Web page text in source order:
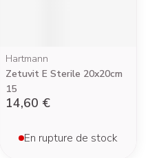
Hartmann
Zetuvit E Sterile 20x20cm
15
14,60 €
En rupture de stock